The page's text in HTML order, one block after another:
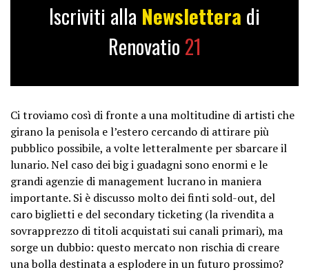
Iscriviti alla Newslettera di
Renovatio 21
Ci troviamo così di fronte a una moltitudine di artisti che
girano la penisola e l’estero cercando di attirare più
pubblico possibile, a volte letteralmente per sbarcare il
lunario. Nel caso dei big i guadagni sono enormi e le
grandi agenzie di management lucrano in maniera
importante. Si è discusso molto dei finti sold-out, del
caro biglietti e del secondary ticketing (la rivendita a
sovrapprezzo di titoli acquistati sui canali primari), ma
sorge un dubbio: questo mercato non rischia di creare
una bolla destinata a esplodere in un futuro prossimo?